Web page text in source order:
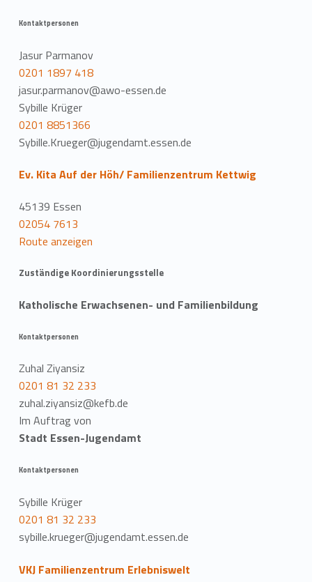
Kontaktpersonen
Jasur Parmanov
0201 1897 418
jasur.parmanov@awo-essen.de
Sybille Krüger
0201 8851366
Sybille.Krueger@jugendamt.essen.de
Ev. Kita Auf der Höh/ Familienzentrum Kettwig
45139 Essen
02054 7613
Route anzeigen
Zuständige Koordinierungsstelle
Katholische Erwachsenen- und Familienbildung
Kontaktpersonen
Zuhal Ziyansiz
0201 81 32 233
zuhal.ziyansiz@kefb.de
Im Auftrag von
Stadt Essen-Jugendamt
Kontaktpersonen
Sybille Krüger
0201 81 32 233
sybille.krueger@jugendamt.essen.de
VKJ Familienzentrum Erlebniswelt